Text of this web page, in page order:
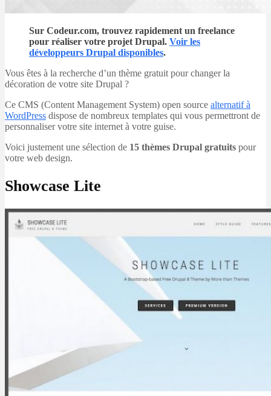
Sur Codeur.com, trouvez rapidement un freelance
pour réaliser votre projet Drupal. Voir les
développeurs Drupal disponibles.
Vous êtes à la recherche d’un thème gratuit pour changer la
décoration de votre site Drupal ?
Ce CMS (Content Management System) open source alternatif à
WordPress dispose de nombreux templates qui vous permettront de
personnaliser votre site internet à votre guise.
Voici justement une sélection de 15 thèmes Drupal gratuits pour
votre web design.
Showcase Lite